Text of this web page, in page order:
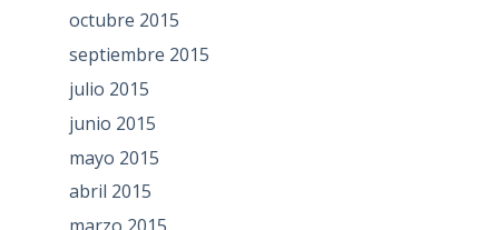
octubre 2015
septiembre 2015
julio 2015
junio 2015
mayo 2015
abril 2015